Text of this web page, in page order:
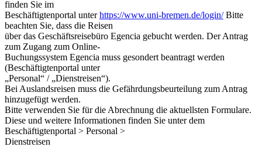
finden Sie im
Beschäftigtenportal unterhttps://www.uni-bremen.de/login/Bitte
beachten Sie, dass die Reisen
über das Geschäftsreisebüro Egencia gebucht werden. Der Antrag
zum Zugang zum Online-
Buchungssystem Egencia muss gesondert beantragt werden
(Beschäftigtenportal unter
„Personal“ / „Dienstreisen“).
Bei Auslandsreisen muss die Gefährdungsbeurteilung zum Antrag
hinzugefügt werden.
Bitte verwenden Sie für die Abrechnung die aktuellsten Formulare.
Diese und weitere Informationen finden Sie unter dem
Beschäftigtenportal > Personal >
Dienstreisen